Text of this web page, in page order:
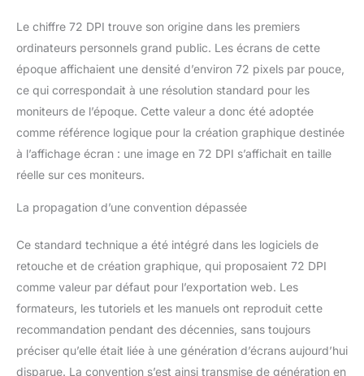
Le chiffre 72 DPI trouve son origine dans les premiers
ordinateurs personnels grand public. Les écrans de cette
époque affichaient une densité d’environ 72 pixels par pouce,
ce qui correspondait à une résolution standard pour les
moniteurs de l’époque. Cette valeur a donc été adoptée
comme référence logique pour la création graphique destinée
à l’affichage écran : une image en 72 DPI s’affichait en taille
réelle sur ces moniteurs.
La propagation d’une convention dépassée
Ce standard technique a été intégré dans les logiciels de
retouche et de création graphique, qui proposaient 72 DPI
comme valeur par défaut pour l’exportation web. Les
formateurs, les tutoriels et les manuels ont reproduit cette
recommandation pendant des décennies, sans toujours
préciser qu’elle était liée à une génération d’écrans aujourd’hui
disparue. La convention s’est ainsi transmise de génération en